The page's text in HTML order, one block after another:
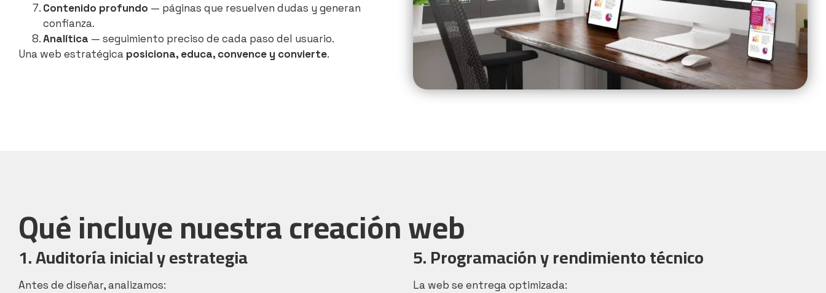
Contenido profundo — páginas que resuelven dudas y generan
confianza.
Analítica — seguimiento preciso de cada paso del usuario.
Una web estratégica posiciona, educa, convence y convierte.
Qué incluye nuestra creación web
1. Auditoría inicial y estrategia
Antes de diseñar, analizamos:
5. Programación y rendimiento técnico
La web se entrega optimizada: